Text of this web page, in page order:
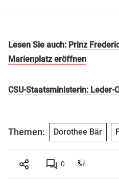
Lesen Sie auch: Prinz
Marienplatz eröffnen
CSU-Staatsministerin:
Themen: Dorothee Bär
0